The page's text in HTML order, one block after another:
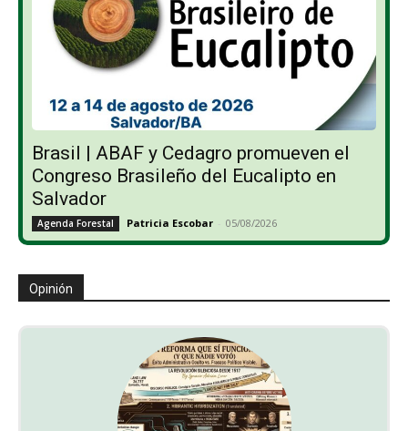
Brasil | ABAF y Cedagro promueven el
Congreso Brasileño del Eucalipto en
Salvador
Agenda Forestal Patricia Escobar - 05/08/2026
Opinión